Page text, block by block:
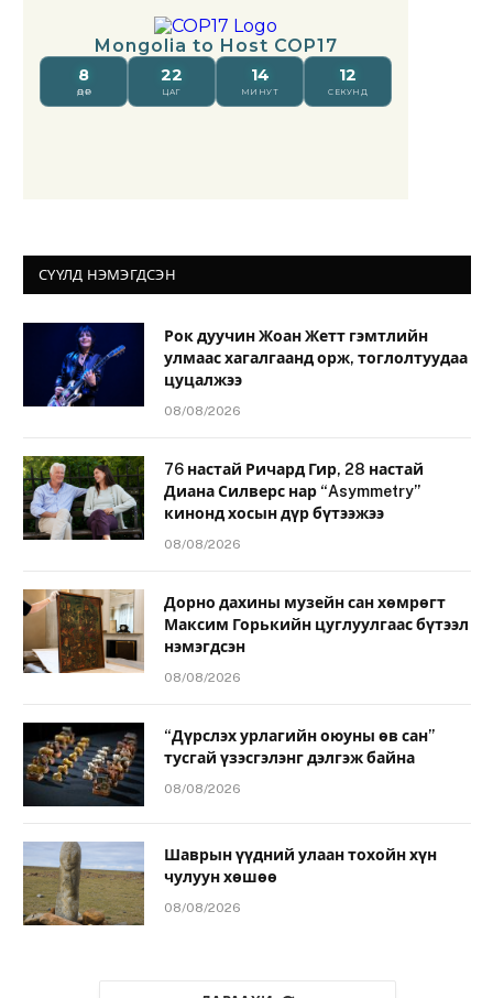
СҮҮЛД НЭМЭГДСЭН
Рок дуучин Жоан Жетт гэмтлийн
улмаас хагалгаанд орж, тоглолтуудаа
цуцалжээ
08/08/2026
76 настай Ричард Гир, 28 настай
Диана Силверс нар “Asymmetry”
кинонд хосын дүр бүтээжээ
08/08/2026
Дорно дахины музейн сан хөмрөгт
Максим Горькийн цуглуулгаас бүтээл
нэмэгдсэн
08/08/2026
“Дүрслэх урлагийн оюуны өв сан”
тусгай үзэсгэлэнг дэлгэж байна
08/08/2026
Шаврын үүдний улаан тохойн хүн
чулуун хөшөө
08/08/2026